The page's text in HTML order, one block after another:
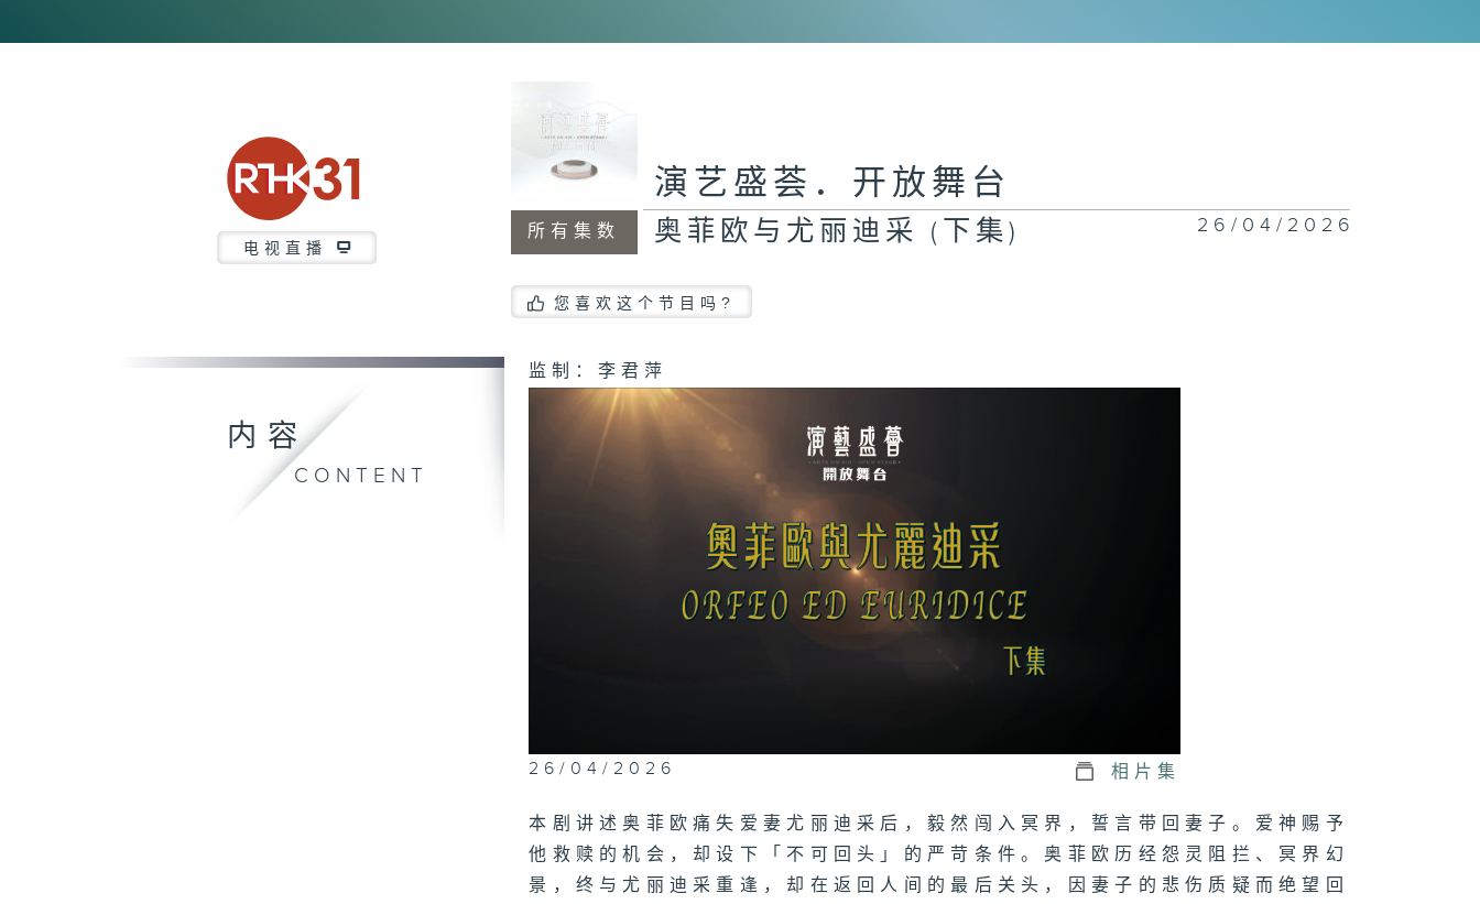
金大卫的柴可夫斯
(下集)
粤剧 牡丹亭惊梦
(上集)
电视直播
所有集数
演艺盛荟．开放舞台
奥菲欧与尤丽迪采 (下集) 26/04/2026
您喜欢这个节目吗?
内容
CONTENT
监制：李君萍
26/04/2026 相片集
本剧讲述奥菲欧痛失爱妻尤丽迪采后，毅然闯入冥界，誓言带回妻子。爱神赐予
他救赎的机会，却设下「不可回头」的严苛条件。奥菲欧历经怨灵阻拦、冥界幻
景，终与尤丽迪采重逢，却在返回人间的最后关头，因妻子的悲伤质疑而绝望回